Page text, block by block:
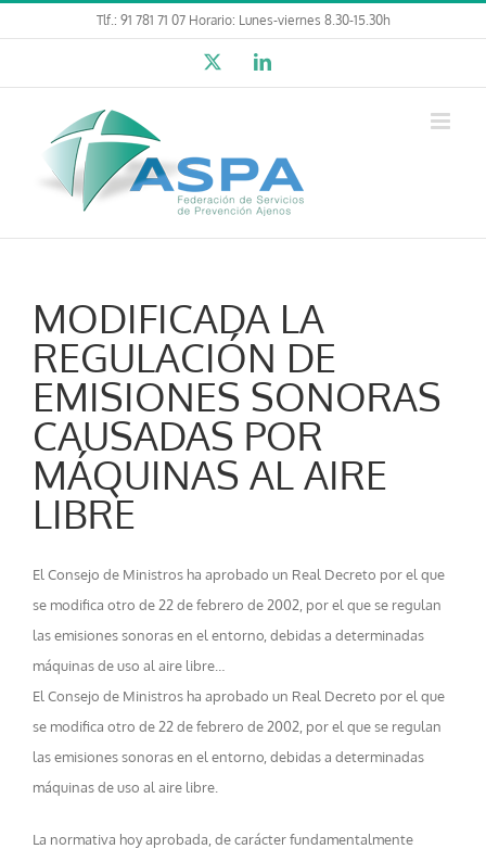
al
Tlf.: 91 781 71 07 Horario: Lunes-viernes 8.30-15.30h
LinkedIn
MODIFICADA LA
REGULACIÓN DE
EMISIONES SONORAS
CAUSADAS POR
MÁQUINAS AL AIRE
LIBRE
El Consejo de Ministros ha aprobado un Real Decreto por el que
se modifica otro de 22 de febrero de 2002, por el que se regulan
las emisiones sonoras en el entorno, debidas a determinadas
máquinas de uso al aire libre…
El Consejo de Ministros ha aprobado un Real Decreto por el que
se modifica otro de 22 de febrero de 2002, por el que se regulan
las emisiones sonoras en el entorno, debidas a determinadas
máquinas de uso al aire libre.
La normativa hoy aprobada, de carácter fundamentalmente